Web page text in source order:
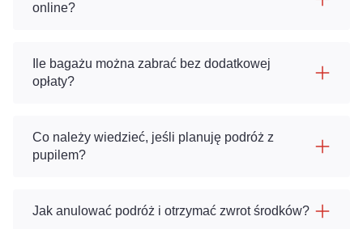
online?
Ile bagażu można zabrać bez dodatkowej
opłaty?
Co należy wiedzieć, jeśli planuję podróż z
pupilem?
Jak anulować podróż i otrzymać zwrot środków?